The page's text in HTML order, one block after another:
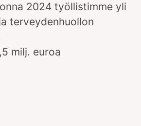
2024 työllistimme yli
terveydenhuollon
milj. euroa